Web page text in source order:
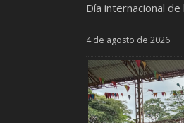
Día internacional de
4 de agosto de 2026